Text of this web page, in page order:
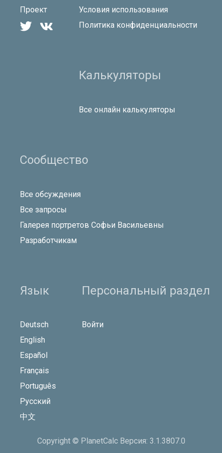
Проект
 
Условия использования
Политика конфиденциальности
Калькуляторы
Все онлайн калькуляторы
Сообщество
Все обсуждения
Все запросы
Галерея портретов Софьи Васильевны
Разработчикам
Язык
Deutsch
English
Español
Français
Português
Русский
中文
Персональный раздел
Войти
Copyright © PlanetCalc Версия: 3.1.3807.0